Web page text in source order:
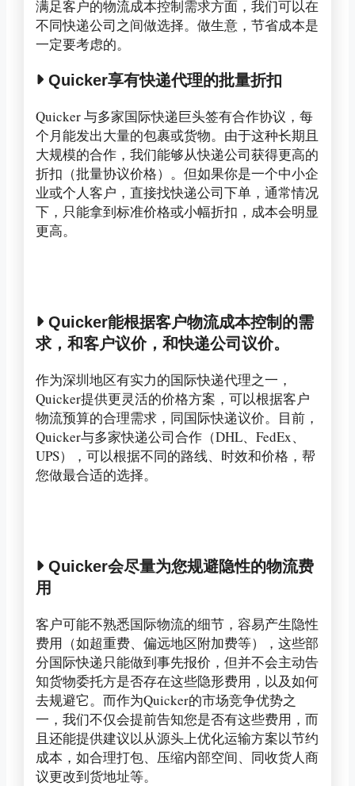
满足客户的物流成本控制需求方面，我们可以在
不同快递公司之间做选择。做生意，节省成本是
一定要考虑的。
Quicker享有快递代理的批量折扣
Quicker 与多家国际快递巨头签有合作协议，每
个月能发出大量的包裹或货物。由于这种长期且
大规模的合作，我们能够从快递公司获得更高的
折扣（批量协议价格）。但如果你是一个中小企
业或个人客户，直接找快递公司下单，通常情况
下，只能拿到标准价格或小幅折扣，成本会明显
更高。
Quicker能根据客户物流成本控制的需
求，和客户议价，和快递公司议价。
作为深圳地区有实力的国际快递代理之一，
Quicker提供更灵活的价格方案，可以根据客户
物流预算的合理需求，同国际快递议价。目前，
Quicker与多家快递公司合作（DHL、FedEx、
UPS），可以根据不同的路线、时效和价格，帮
您做最合适的选择。
Quicker会尽量为您规避隐性的物流费
用
客户可能不熟悉国际物流的细节，容易产生隐性
费用（如超重费、偏远地区附加费等），这些部
分国际快递只能做到事先报价，但并不会主动告
知货物委托方是否存在这些隐形费用，以及如何
去规避它。而作为Quicker的市场竞争优势之
一，我们不仅会提前告知您是否有这些费用，而
且还能提供建议以从源头上优化运输方案以节约
成本，如合理打包、压缩内部空间、同收货人商
议更改到货地址等。